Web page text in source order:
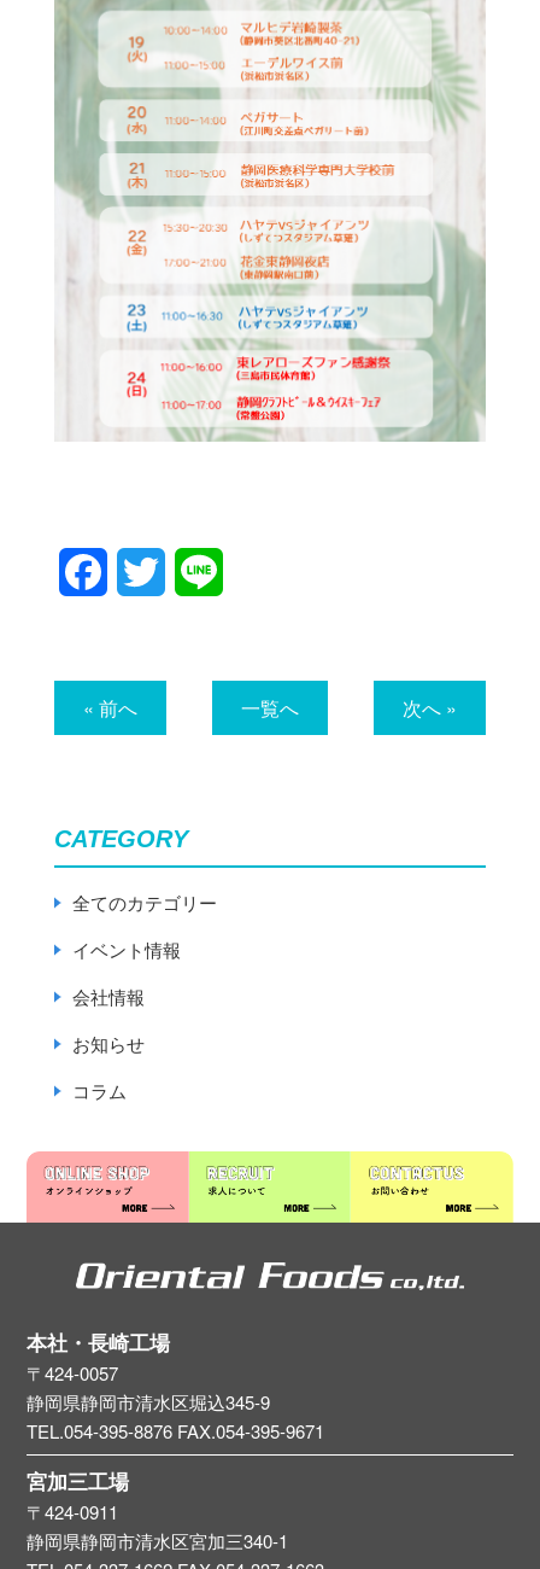
FacebookTwitter
« 前へ 一覧へ 次へ »
CATEGORY
全てのカテゴリー
イベント情報
会社情報
お知らせ
コラム
本社・長崎工場
〒424-0057
静岡県静岡市清水区堀込345-9
TEL.054-395-8876 FAX.054-395-9671
宮加三工場
〒424-0911
静岡県静岡市清水区宮加三340-1